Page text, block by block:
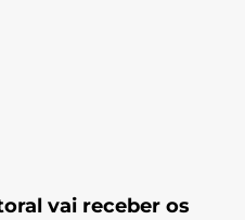
vai receber os